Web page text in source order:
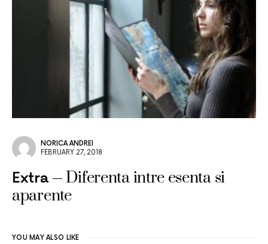
NORICA ANDREI
FEBRUARY 27, 2018
Extra
Diferenta intre esenta si
aparente
YOU MAY ALSO LIKE